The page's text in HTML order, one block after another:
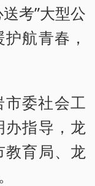
考”大型公
航青春，
委社会工
办指导，龙
教育局、龙